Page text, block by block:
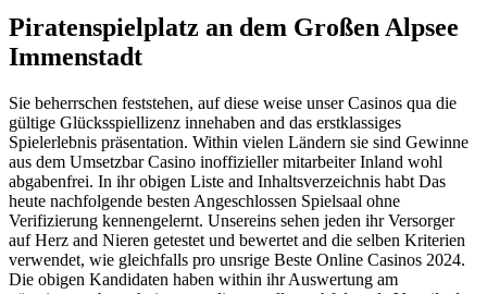
Piratenspielplatz an dem Großen Alpsee
Immenstadt
Sie beherrschen feststehen, auf diese weise unser Casinos qua die
gültige Glücksspiellizenz innehaben and das erstklassiges
Spielerlebnis präsentation. Within vielen Ländern sie sind Gewinne
aus dem Umsetzbar Casino inoffizieller mitarbeiter Inland wohl
abgabenfrei. In ihr obigen Liste and Inhaltsverzeichnis habt Das
heute nachfolgende besten Angeschlossen Spielsaal ohne
Verifizierung kennengelernt. Unsereins sehen jeden ihr Versorger
auf Herz and Nieren getestet und bewertet and die selben Kriterien
verwendet, wie gleichfalls pro unsrige Beste Online Casinos 2024.
Die obigen Kandidaten haben within ihr Auswertung am